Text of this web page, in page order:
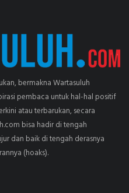
bermakna Wartasuluh
pembaca untuk hal-hal positif
atau terbarukan, secara
bisa hadir di tengah
dan baik di tengah derasnya
(hoaks).